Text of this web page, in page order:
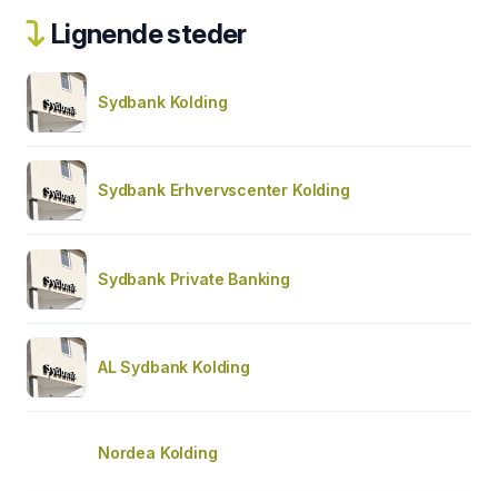
Lignende steder
Sydbank Kolding
Sydbank Erhvervscenter Kolding
Sydbank Private Banking
AL Sydbank Kolding
Nordea Kolding